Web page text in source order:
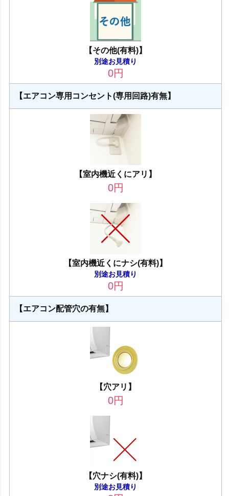
【その他(有料)】
別途お見積り
0円
【エアコン専用コンセント(専用回路)有無】
【室内機近くにアリ】
0円
【室内機近くにナシ(有料)】
別途お見積り
0円
【エアコン配管穴の有無】
【穴アリ】
0円
【穴ナシ(有料)】
別途お見積り